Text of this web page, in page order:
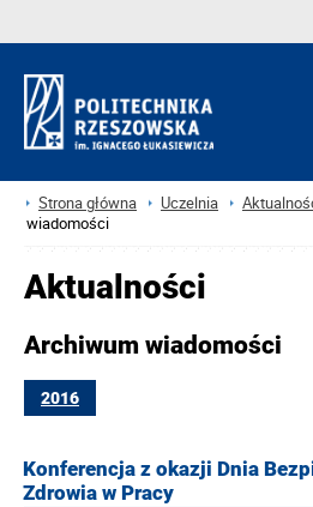
Strona główna Uczelnia
wiadomości
Aktualności
Archiwum wiadomości
2016
Konferencja z okazji Dnia
Zdrowia w Pracy